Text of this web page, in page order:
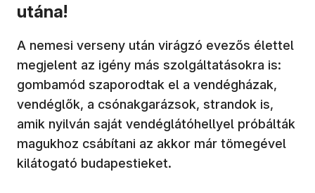
utána!
A nemesi verseny után virágzó evezős élettel
megjelent az igény más szolgáltatásokra is:
gombamód szaporodtak el a vendégházak,
vendéglők, a csónakgarázsok, strandok is,
amik nyilván saját vendéglátóhellyel próbálták
magukhoz csábítani az akkor már tömegével
kilátogató budapestieket.